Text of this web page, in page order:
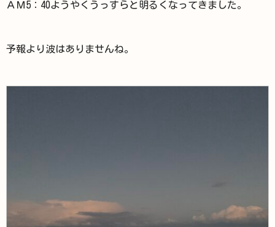
ＡＭ5：40ようやくうっすらと明るくなってきました。
予報より波はありませんね。